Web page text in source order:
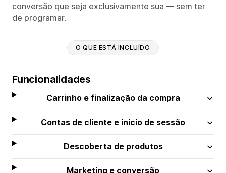
conversão que seja exclusivamente sua — sem ter
de programar.
O QUE ESTÁ INCLUÍDO
Funcionalidades
Carrinho e finalização da compra
Contas de cliente e início de sessão
Descoberta de produtos
Marketing e conversão